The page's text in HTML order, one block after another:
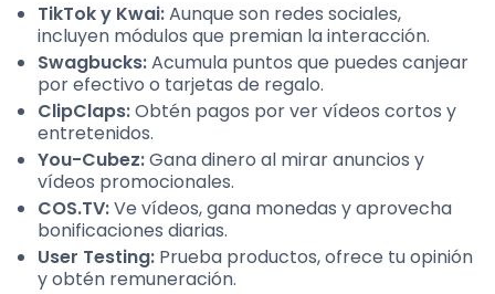
TikTok y Kwai:Aunque son redes sociales,
incluyen módulos que premian la interacción.
Swagbucks:Acumula puntos que puedes canjear
por efectivo o tarjetas de regalo.
ClipClaps:Obtén pagos por ver vídeos cortos y
entretenidos.
You-Cubez:Gana dinero al mirar anuncios y
vídeos promocionales.
COS.TV:Ve vídeos, gana monedas y aprovecha
bonificaciones diarias.
User Testing: Prueba productos, ofrece tu opinión
y obtén remuneración.